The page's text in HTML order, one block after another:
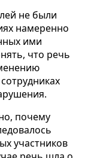
не были
намеренно
ими
что речь
почему
участников